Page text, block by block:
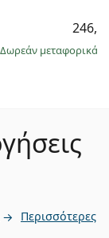
Δωρεάν μεταφορικά
Περισσότερες